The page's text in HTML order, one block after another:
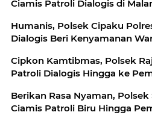
Ciamis Patroli Dialogis di
Humanis, Polsek Cipaku
Dialogis Beri Kenyamanan
Cipkon Kamtibmas, Polsek
Patroli Dialogis Hingga ke
Berikan Rasa Nyaman,
Ciamis Patroli Biru Hingga